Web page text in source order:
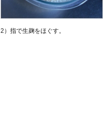
2）指で生麹をほぐす。